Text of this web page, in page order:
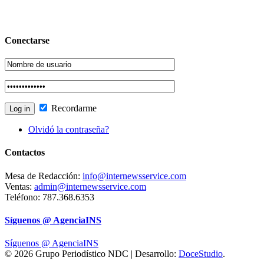
Conectarse
Recordarme
Olvidó la contraseña?
Contactos
Mesa de Redacción: info@internewsservice.com
Ventas: admin@internewsservice.com
Teléfono: 787.368.6353
Síguenos @ AgenciaINS
Síguenos @ AgenciaINS
© 2026 Grupo Periodístico NDC | Desarrollo: DoceStudio.